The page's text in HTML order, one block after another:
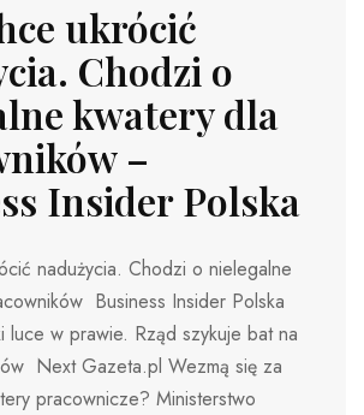
ukrócić
Chodzi o
kwatery dla
–
Insider Polska
nadużycia. Chodzi o nielegalne
Business Insider Polska
luce w prawie. Rząd szykuje bat na
Next Gazeta.pl Wezmą się za
pracownicze? Ministerstwo